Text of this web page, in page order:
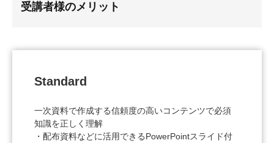
受講者様のメリット
Standard
一次資料で作成する信頼度の高いコンテンツで必須
知識を正しく理解
・配布資料などに活用できるPowerPointスライド付